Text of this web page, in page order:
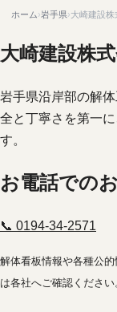
ホーム›岩手県›大崎建設株
大崎建設株
岩手県沿岸部の解
全と丁寧さを第一
す。
お電話での
📞 0194-34-2571
解体看板情報や各種公
は各社へご確認ください